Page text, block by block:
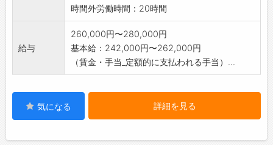
時間外労働時間：20時間
給与
260,000円〜280,000円
基本給：242,000円〜262,000円
（賃金・手当_定額的に支払われる手当）...
気になる 詳細を見る